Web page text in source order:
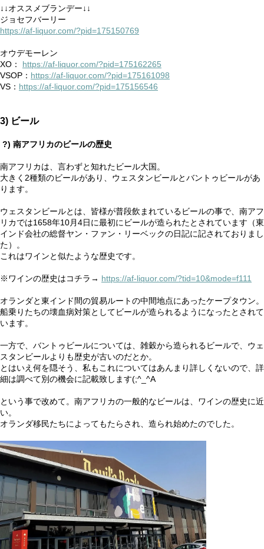
↓↓オススメブランデー↓↓
ジョセフバーリー
https://af-liquor.com/?pid=175150769
オウデモーレン
XO： https://af-liquor.com/?pid=175162265
VSOP： https://af-liquor.com/?pid=175161098
VS： https://af-liquor.com/?pid=175156546
3) ビール
?) 南アフリカのビールの歴史
南アフリカは、言わずと知れたビール大国。
大きく2種類のビールがあり、ウェスタンビールとバントゥビールがあ
ります。
ウェスタンビールとは、皆様が普段飲まれているビールの事で、南アフ
リカでは1658年10月4日に最初にビールが造られたとされています（東
インド会社の総督ヤン・ファン・リーベックの日記に記されておりまし
た）。
これはワインと似たような歴史です。
※ワインの歴史はコチラ→ https://af-liquor.com/?tid=10&mode=f111
オランダと東インド間の貿易ルートの中間地点にあったケープタウン。
船乗りたちの壊血病対策としてビールが造られるようになったとされて
います。
一方で、バントゥビールについては、雑穀から造られるビールで、ウェ
スタンビールよりも歴史が古いのだとか。
とはいえ何を隠そう、私もこれについてはあんまり詳しくないので、詳
細は調べて別の機会に記載致します(;^_^A
という事で改めて。南アフリカの一般的なビールは、ワインの歴史に近
い。
オランダ移民たちによってもたらされ、造られ始めたのでした。